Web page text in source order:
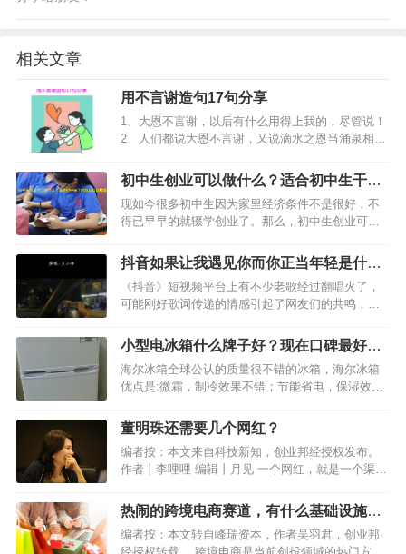
相关文章
用不言谢造句17句分享
1、大恩不言谢，以后有什么用得上我的，尽管说！
2、人们都说大恩不言谢，又说滴水之恩当涌泉相
地，只谢朋友，谢谢你风雨一路的陪伴。感恩节快
乐！3、大恩不言谢，我就是结草衔环，也不足为
报。…
初中生创业可以做什么？适合初中生干的
创业项目推荐
现如今很多初中生因为家里经济条件不是很好，不
得已早早的就辍学创业了。那么，初中生创业可以
不知道该做什么好，接下来小编就给大家推荐几种
适合初中生干的创业项目，想创业挣钱的初中生朋
友好好看下吧。…
抖音如果让我遇见你而你正当年轻是什么
歌曲？
《抖音》短视频平台上有不少老歌经过翻唱火了，
可能刚好歌词传递的情感引起了网友们的共鸣，而
你正当年轻，好多网友不知道首是什么歌曲？小编
刚开始也不知道，后来经过搜索得知这是一首老歌
《怨苍天变了心》，是…
小型电冰箱什么牌子好？现在口碑最好的
冰箱推荐
海尔冰箱全球公认的质量很不错的冰箱，海尔冰箱
优点是:微霜，制冷效果不错；节能省电，保湿效果
梯队的佼佼者。海尔冰箱外观十分好看，海尔冰箱
款式几乎都很新颖，质量好，制冷情况好，用了一
段时间，制冷情况稳…
董明珠还需要几个网红？
编者按：本文来自科技新知，创业邦经授权发布。
作者丨李哩哩 编辑丨月见 一个网红，就是一个渠
向罗永浩看齐。 12月1日，交个朋友直播间发布了
名为“交个朋友宇宙”的文章，文章介绍罗永浩“交…
热闹的跨境电商赛道，有什么基础设施类
的创业机会？
编者按：本文转自峰瑞资本，作者吴羽君，创业邦